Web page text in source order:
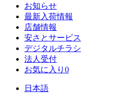
お知らせ
最新入荷情報
店舗情報
安さとサービス
デジタルチラシ
法人受付
お気に入り 0
日本語